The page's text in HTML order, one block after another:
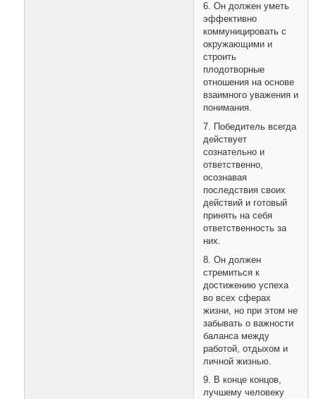
6. Он должен уметь
эффективно
коммуницировать с
окружающими и
строить
плодотворные
отношения на основе
взаимного уважения и
понимания.
7. Победитель всегда
действует
сознательно и
ответственно,
осознавая
последствия своих
действий и готовый
принять на себя
ответственность за
них.
8. Он должен
стремиться к
достижению успеха
во всех сферах
жизни, но при этом не
забывать о важности
баланса между
работой, отдыхом и
личной жизнью.
9. В конце концов,
лучшему человеку